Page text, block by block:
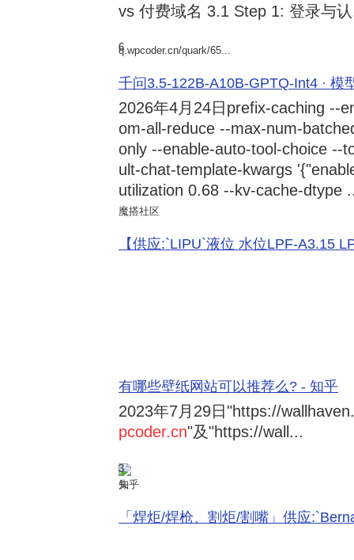
vs 付费域名 3.1 Step 1: 登录与
6
q.wpcoder.cn/quark/65...
千问3.5-122B-A10B-GPTQ-Int4 · 模
2026年4月24日 prefix-caching --
om-all-reduce --max-num-
only --enable-auto-tool-choice --
ult-chat-template-kwargs
utilization 0.68 --kv-cache-dtype
魔搭社区
【供应:`LIPU`液位 水位LPF-A3.15
有哪些壁纸网站可以推荐么? - 知乎
2023年7月29日 "https://
pcoder.cn"及"https://wall...
3
知乎
「焊炬/焊枪、割炬/割嘴」供应